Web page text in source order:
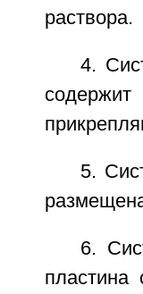
раствора.
4.
5.
6.
пластина